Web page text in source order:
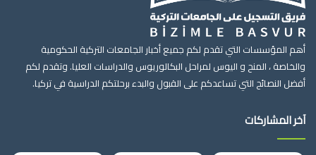
أهم المؤسسات التي تقدم لكم جميع أخبار الجامعات التركية الحكومية
والخاصة ، المنح و اليوس لمراحل البكالوريوس والدراسات العليا. وتقدم لكم
أفضل النصائح التي تساعدكم على القبول والبدء برحلتكم الدراسية في تركيا.
آخر المشاركات